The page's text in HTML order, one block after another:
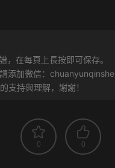
，在每頁上長按即可保存。
添加微信：chuanyunqinshe
支持與理解，謝謝！
0 0